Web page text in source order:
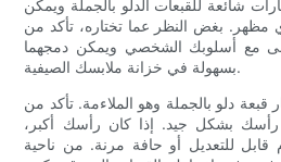
شائعة للقبعات الدلو بالجملة ويمكن
بغض النظر عما تختاره، تأكد من
مع أسلوبك الشخصي ويمكن دمجهما
بسهولة في خزانة ملابسك الصيفية.
قبعة دلو بالجملة وهو الملاءمة. تأكد من
رأسك بشكل جيد. إذا كان رأسك أكبر،
للتعديل أو حافة مرنة. من ناحية